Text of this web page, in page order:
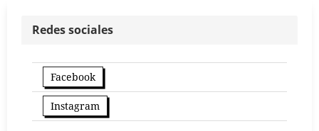
Redes sociales
Facebook
Instagram